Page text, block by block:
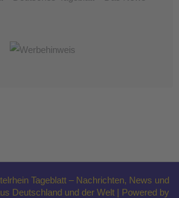
Tageblatt – Nachrichten, News und
Deutschland und der Welt | Powered by